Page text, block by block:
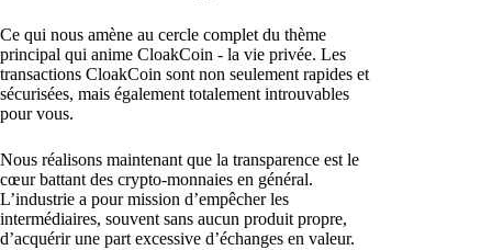
Ce qui nous amène au cercle complet du thème
principal qui anime CloakCoin - la vie privée. Les
transactions CloakCoin sont non seulement rapides et
sécurisées, mais également totalement introuvables
pour vous.
Nous réalisons maintenant que la transparence est le
cœur battant des crypto-monnaies en général.
L’industrie a pour mission d’empêcher les
intermédiaires, souvent sans aucun produit propre,
d’acquérir une part excessive d’échanges en valeur.